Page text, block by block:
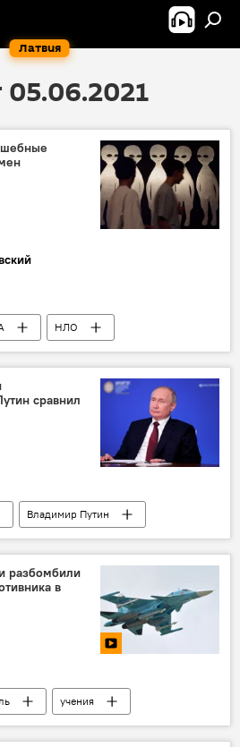
Латвия
НЛО
сравнил
Владимир Путин
разбомбили
в
учения